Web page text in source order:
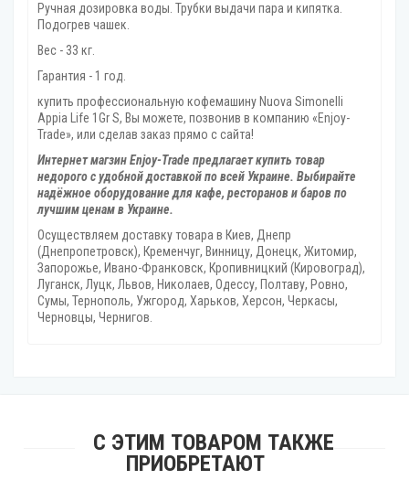
Ручная дозировка воды. Трубки выдачи пара и кипятка.
Подогрев чашек.
Вес - 33 кг.
Гарантия - 1 год.
купить профессиональную кофемашину Nuova Simonelli
Appia Life 1Gr S, Вы можете, позвонив в компанию «Enjoy-
Trade», или сделав заказ прямо с сайта!
Интернет магзин Enjoy-Trade предлагает купить товар
недорого с удобной доставкой по всей Украине. Выбирайте
надёжное оборудование для кафе, ресторанов и баров по
лучшим ценам в Украине.
Осуществляем доставку товара в Киев, Днепр
(Днепропетровск), Кременчуг, Винницу, Донецк‎, Житомир,
Запорожье, Ивано-Франковск, Кропивницкий‎ (Кировоград),
Луганск, Луцк, Львов, Николаев, Одессу, Полтаву, Ровно,
Сумы, Тернополь, Ужгород‎, Харьков, Херсон‎, Черкасы,
Черновцы, Чернигов.
С ЭТИМ ТОВАРОМ ТАКЖЕ
ПРИОБРЕТАЮТ